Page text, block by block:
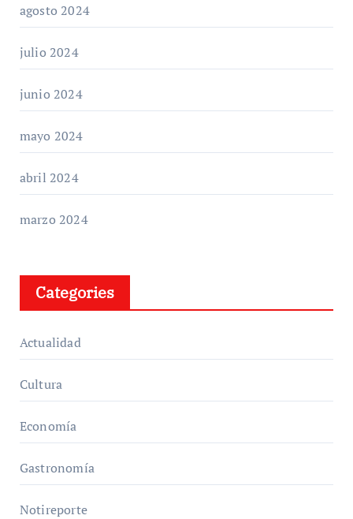
agosto 2024
julio 2024
junio 2024
mayo 2024
abril 2024
marzo 2024
Categories
Actualidad
Cultura
Economía
Gastronomía
Notireporte